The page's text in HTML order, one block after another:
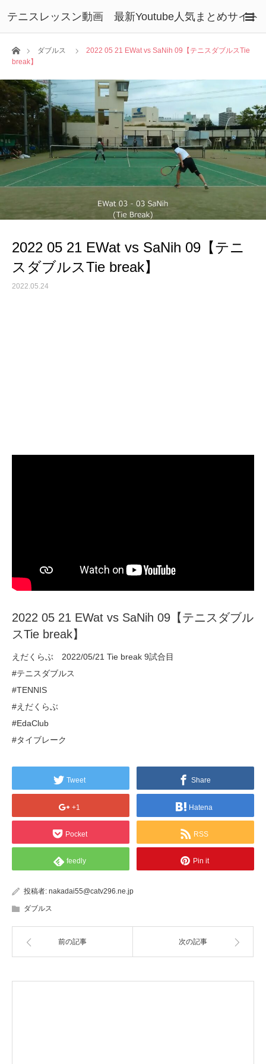
テニスレッスン動画 最新Youtube人気まとめサイト
ホームダブルス
2022 05 21 EWat vs SaNih 09【テニスダブルスTie
break】
2022 05 21 EWat vs SaNih 09【テニ
スダブルスTie break】
2022.05.24
2022 05 21 EWat vs SaNih 09【テニスダブル
スTie break】
えだくらぶ 2022/05/21 Tie break 9試合目
#テニスダブルス
#TENNIS
#えだくらぶ
#EdaClub
#タイブレーク
Tweet Share
+1 Hatena
Pocket RSS
feedly Pin it
投稿者: nakadai55@catv296.ne.jp
ダブルス
前の記事 次の記事